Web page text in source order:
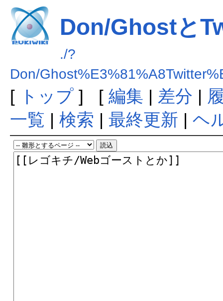
Don/Ghostと
./?
Don/
[ トップ] [ 編集 | 差分 |
一覧 | 検索 | 最終更新 | ヘ